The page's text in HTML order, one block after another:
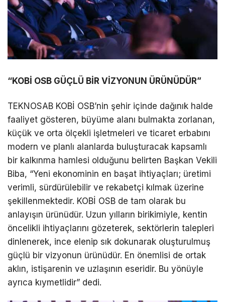
“KOBİ OSB GÜÇLÜ BİR VİZYONUN ÜRÜNÜDÜR”
TEKNOSAB KOBİ OSB’nin şehir içinde dağınık halde
faaliyet gösteren, büyüme alanı bulmakta zorlanan,
küçük ve orta ölçekli işletmeleri ve ticaret erbabını
modern ve planlı alanlarda buluşturacak kapsamlı
bir kalkınma hamlesi olduğunu belirten Başkan Vekili
Biba, “Yeni ekonominin en başat ihtiyaçları; üretimi
verimli, sürdürülebilir ve rekabetçi kılmak üzerine
şekillenmektedir. KOBİ OSB de tam olarak bu
anlayışın ürünüdür. Uzun yılların birikimiyle, kentin
öncelikli ihtiyaçlarını gözeterek, sektörlerin talepleri
dinlenerek, ince elenip sık dokunarak oluşturulmuş
güçlü bir vizyonun ürünüdür. En önemlisi de ortak
aklın, istişarenin ve uzlaşının eseridir. Bu yönüyle
ayrıca kıymetlidir” dedi.